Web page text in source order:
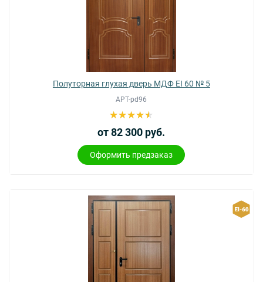
Полуторная глухая дверь МДФ EI 60 № 5
АРТ-pd96
от 82 300 руб.
Оформить предзаказ